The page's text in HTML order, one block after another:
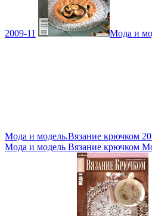
2009-11 Мода и
Мода и модель.Вязание крючком
Мода и модель Вязание крючком